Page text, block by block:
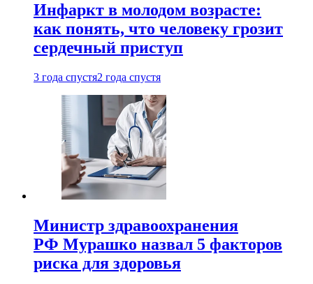
Инфаркт в молодом возрасте:
как понять, что человеку грозит
сердечный приступ
3 года спустя2 года спустя
Министр здравоохранения
РФ Мурашко назвал 5 факторов
риска для здоровья